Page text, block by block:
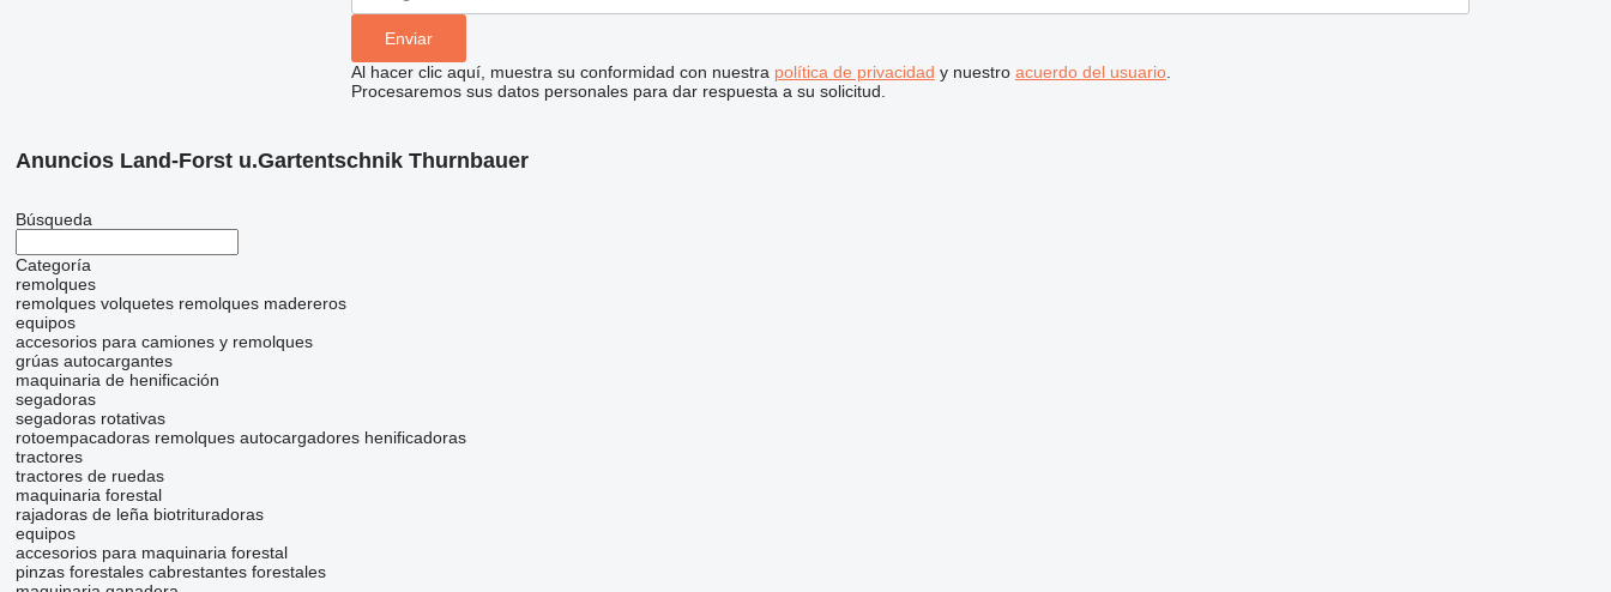
Al hacer clic aquí, muestra su conformidad con nuestra política de privacidad y nuestro acuerdo del usuario.
Procesaremos sus datos personales para dar respuesta a su solicitud.
Anuncios Land-Forst u.Gartentschnik Thurnbauer
Búsqueda
Categoría
remolques
remolques volquetes remolques madereros
equipos
accesorios para camiones y remolques
grúas autocargantes
maquinaria de henificación
segadoras
segadoras rotativas
rotoempacadoras remolques autocargadores henificadoras
tractores
tractores de ruedas
maquinaria forestal
rajadoras de leña biotrituradoras
equipos
accesorios para maquinaria forestal
pinzas forestales cabrestantes forestales